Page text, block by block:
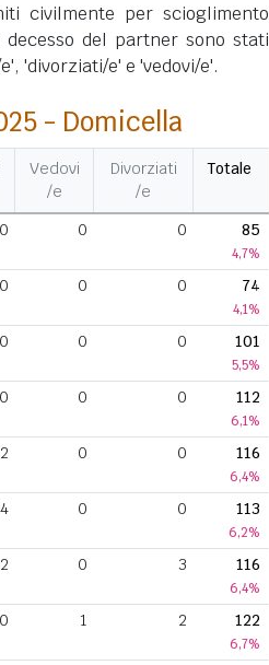
civilmente per scioglimento
del partner sono stati
'divorziati/e' e 'vedovi/e'.
- Domicella
Vedovi
/e
Divorziati
/e
Totale
0 0 0 85
4,7%
0 0 0 74
4,1%
0 0 0 101
5,5%
0 0 0 112
6,1%
2 0 0 116
6,4%
0 0 113
6,2%
0 3 116
6,4%
1 2 122
6,7%